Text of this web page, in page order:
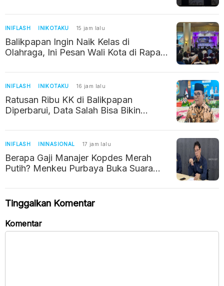
INIFLASH INIKOTAKU 15 jam lalu
Balikpapan Ingin Naik Kelas di
Olahraga, Ini Pesan Wali Kota di Rapat
INIFLASH INIKOTAKU 16 jam lalu
Ratusan Ribu KK di Balikpapan
Diperbarui, Data Salah Bisa Bikin
INIFLASH ININASIONAL 17 jam lalu
Berapa Gaji Manajer Kopdes Merah
Putih? Menkeu Purbaya Buka Suara
Tinggalkan Komentar
Komentar